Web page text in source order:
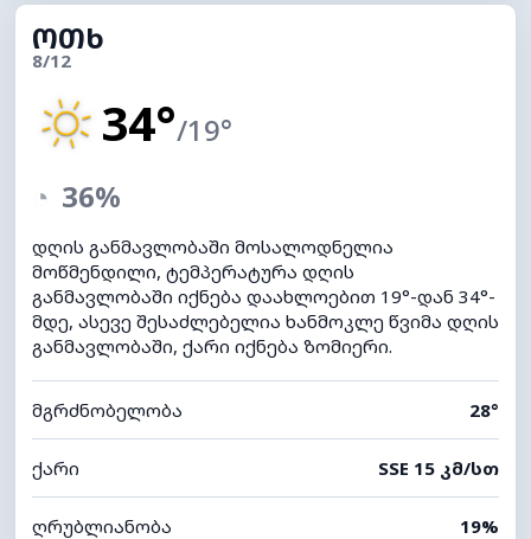
ᲝᲗᲮ
8/12
34°/19°
◔ 36%
დღის განმავლობაში მოსალოდნელია
მოწმენდილი, ტემპერატურა დღის
განმავლობაში იქნება დაახლოებით 19°-დან 34°-
მდე, ასევე შესაძლებელია ხანმოკლე წვიმა დღის
განმავლობაში, ქარი იქნება ზომიერი.
მგრძნობელობა 28°
ქარი SSE 15 კმ/სთ
ღრუბლიანობა 19%